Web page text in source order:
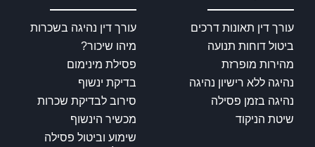
עורך דין תאונות דרכים
ביטול דוחות תנועה
מהירות מופרזת
נהיגה ללא רישיון נהיגה
נהיגה בזמן פסילה
שיטת הניקוד
עורך דין נהיגה בשכרות
מיהו שיכור?
פסילת מינימום
בדיקת ינשוף
סירוב לבדיקת שכרות
מכשיר הינשוף
שימוע וביטול פסילה